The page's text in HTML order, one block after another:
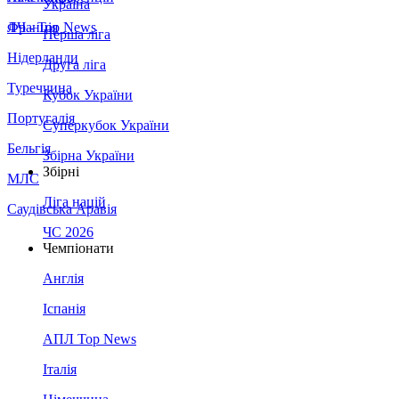
Франція
Нідерланди
Туреччина
Португалія
Бельгія
МЛС
Саудівська Аравія
ЛЧ - Top News
Україна
Перша ліга
Друга ліга
Кубок України
Суперкубок України
Збірна України
Збірні
Ліга націй
ЧС 2026
Чемпіонати
Англія
Іспанія
АПЛ Top News
Італія